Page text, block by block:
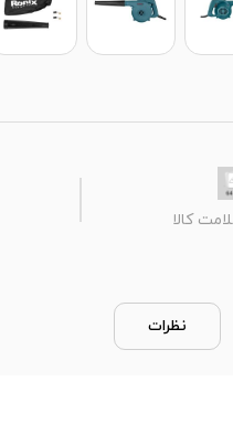
کالا
نظرات